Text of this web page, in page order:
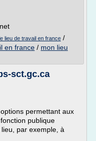
lieu de travail en france /
en france / mon lieu
sct.gc.ca
permettant aux
publique
par exemple, à